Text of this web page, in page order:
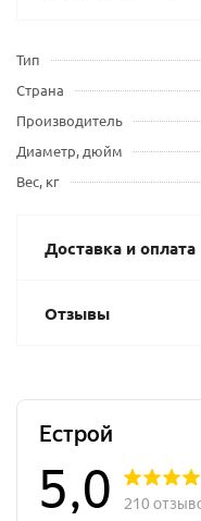
Тип
Страна
Производитель
Диаметр, дюйм
Вес, кг
Доставка и оплата
Отзывы